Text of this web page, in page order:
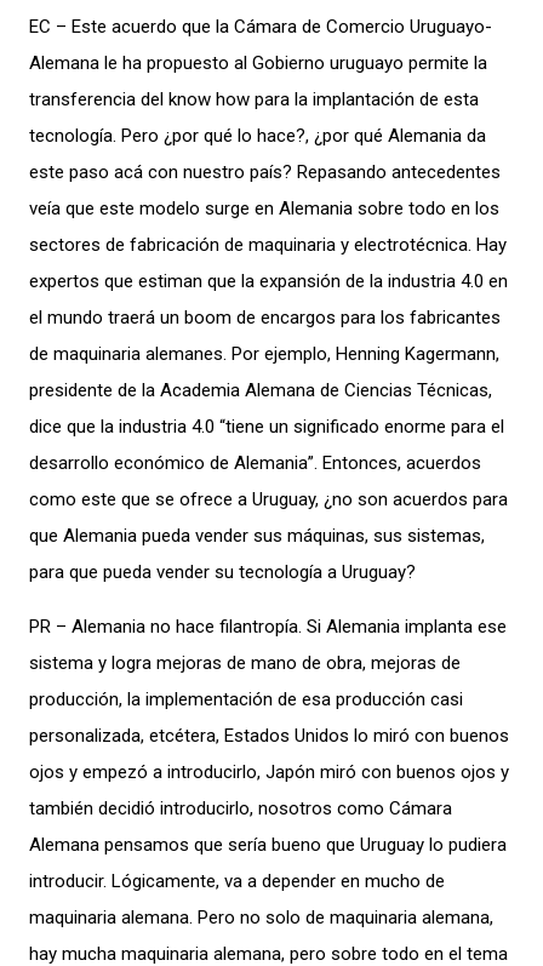
EC – Este acuerdo que la Cámara de Comercio Uruguayo-
Alemana le ha propuesto al Gobierno uruguayo permite la
transferencia del know how para la implantación de esta
tecnología. Pero ¿por qué lo hace?, ¿por qué Alemania da
este paso acá con nuestro país? Repasando antecedentes
veía que este modelo surge en Alemania sobre todo en los
sectores de fabricación de maquinaria y electrotécnica. Hay
expertos que estiman que la expansión de la industria 4.0 en
el mundo traerá un boom de encargos para los fabricantes
de maquinaria alemanes. Por ejemplo, Henning Kagermann,
presidente de la Academia Alemana de Ciencias Técnicas,
dice que la industria 4.0 “tiene un significado enorme para el
desarrollo económico de Alemania”. Entonces, acuerdos
como este que se ofrece a Uruguay, ¿no son acuerdos para
que Alemania pueda vender sus máquinas, sus sistemas,
para que pueda vender su tecnología a Uruguay?
PR – Alemania no hace filantropía. Si Alemania implanta ese
sistema y logra mejoras de mano de obra, mejoras de
producción, la implementación de esa producción casi
personalizada, etcétera, Estados Unidos lo miró con buenos
ojos y empezó a introducirlo, Japón miró con buenos ojos y
también decidió introducirlo, nosotros como Cámara
Alemana pensamos que sería bueno que Uruguay lo pudiera
introducir. Lógicamente, va a depender en mucho de
maquinaria alemana. Pero no solo de maquinaria alemana,
hay mucha maquinaria alemana, pero sobre todo en el tema